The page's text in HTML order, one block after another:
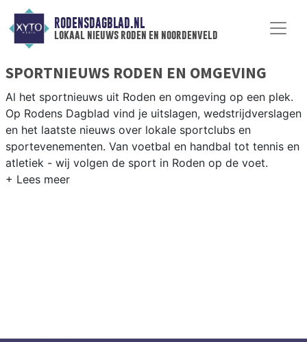
RODENSDAGBLAD.NL
lokaal nieuws roden en noordenveld
SPORTNIEUWS RODEN EN OMGEVING
Al het sportnieuws uit Roden en omgeving op een plek.
Op Rodens Dagblad vind je uitslagen, wedstrijdverslagen
en het laatste nieuws over lokale sportclubs en
sportevenementen. Van voetbal en handbal tot tennis en
atletiek - wij volgen de sport in Roden op de voet.